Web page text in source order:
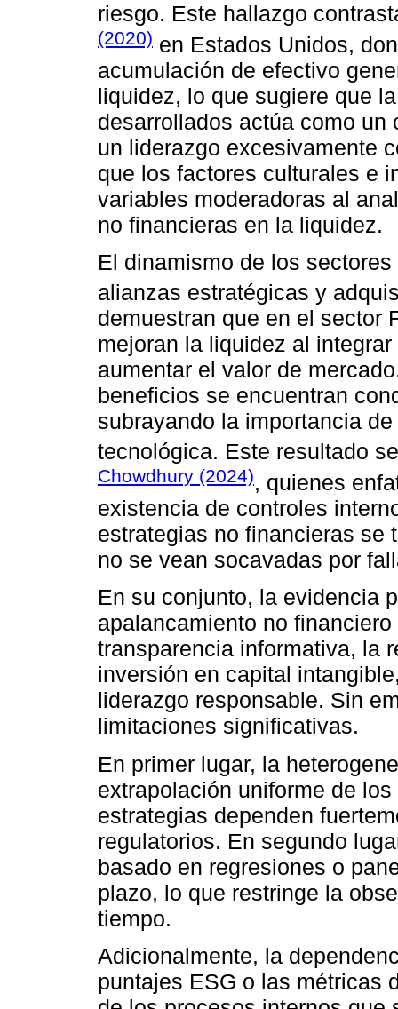
riesgo. Este hallazgo
(2020) en Estados Unidos,
acumulación de efectivo
liquidez, lo que sugiere que
desarrollados actúa como
un liderazgo excesivamente
que los factores culturales e
variables moderadoras al
no financieras en la liquidez.
El dinamismo de los
alianzas estratégicas y
demuestran que en el sector
mejoran la liquidez al
aumentar el valor de
beneficios se encuentran
subrayando la importancia
tecnológica. Este resultado
Chowdhury (2024), quienes
existencia de controles
estrategias no financieras se
no se vean socavadas por
En su conjunto, la evidencia
apalancamiento no
transparencia informativa, la
inversión en capital
liderazgo responsable. Sin
limitaciones significativas.
En primer lugar, la
extrapolación uniforme de
estrategias dependen
regulatorios. En segundo
basado en regresiones o
plazo, lo que restringe la
tiempo.
Adicionalmente, la
puntajes ESG o las métricas